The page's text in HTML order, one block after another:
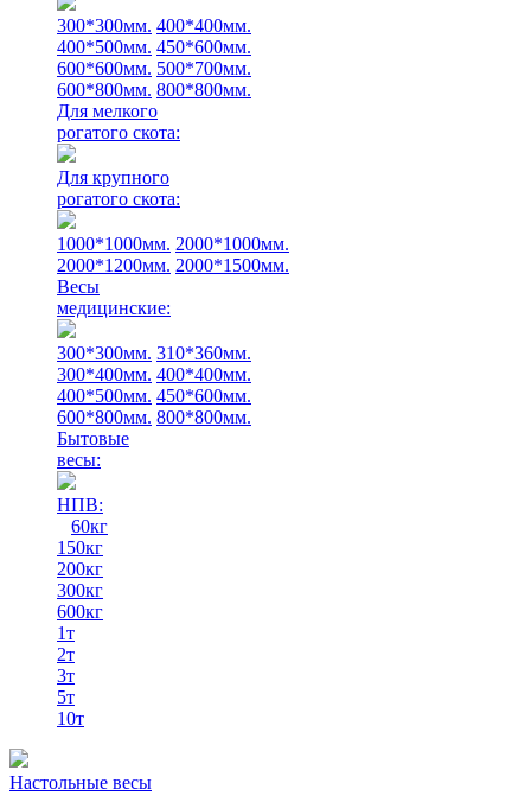
300*300мм. 400*400мм.
400*500мм. 450*600мм.
600*600мм. 500*700мм.
600*800мм. 800*800мм.
Для мелкого
рогатого скота:
Для крупного
рогатого скота:
1000*1000мм. 2000*1000мм.
2000*1200мм. 2000*1500мм.
Весы
медицинские:
300*300мм. 310*360мм.
300*400мм. 400*400мм.
400*500мм. 450*600мм.
600*800мм. 800*800мм.
Бытовые
весы:
НПВ:
60кг
150кг
200кг
300кг
600кг
1т
2т
3т
5т
10т
Настольные весы